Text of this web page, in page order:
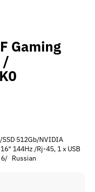
Gaming
/
SSD 512Gb/NVIDIA
144Hz /Rj-45, 1 x USB
6/ Russian